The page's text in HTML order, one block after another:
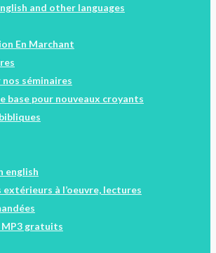
and other languages
En Marchant
séminaires
base pour nouveaux croyants
english
à l’oeuvre, lectures
gratuits